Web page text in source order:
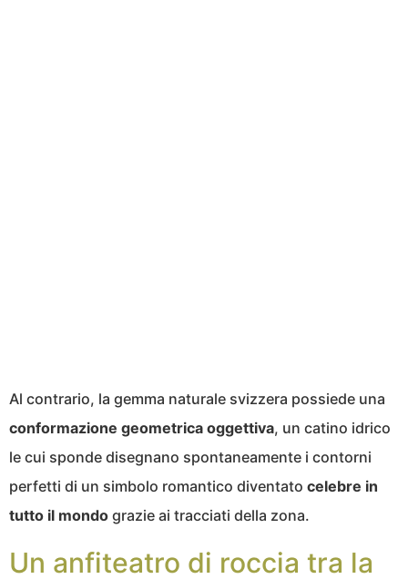
Al contrario, la gemma naturale svizzera possiede una
conformazione geometrica oggettiva, un catino idrico
le cui sponde disegnano spontaneamente i contorni
perfetti di un simbolo romantico diventato celebre in
tutto il mondo grazie ai tracciati della zona.
Un anfiteatro di roccia tra la